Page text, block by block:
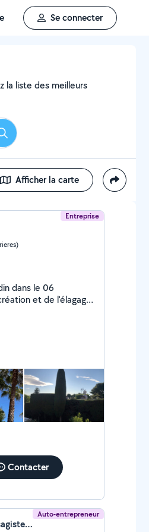
Se connecter
la liste des meilleurs
Rechercher
Afficher la carte
Entreprise
et de l'élagage,
tout le 06
Contacter
Auto-entrepreneur
Ambroise Vicini (Paysagiste Multiservices)